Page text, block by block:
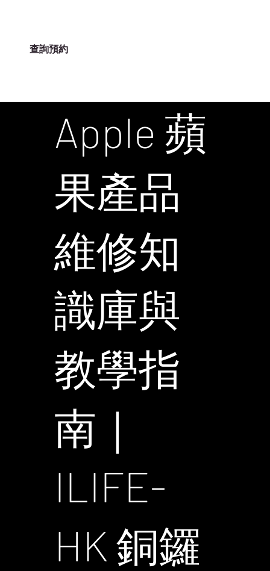
Apple 蘋
果產品
維修知
識庫與
教學指
南｜
ILIFE-
HK 銅鑼
查詢預約